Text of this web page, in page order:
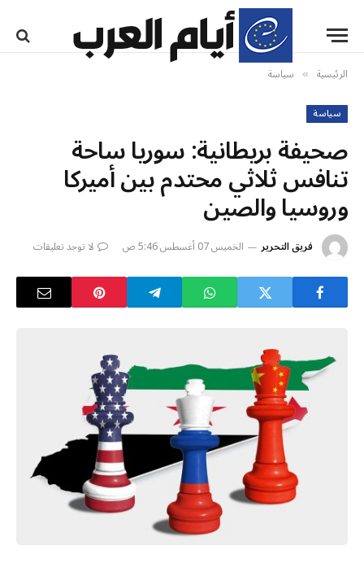
الرئيسية » سياسة
سياسة
صحيفة بريطانية: سوريا ساحة
تنافس ثلاثي محتدم بين أميركا
وروسيا والصين
فريق التحرير الخميس 07 أغسطس 5:46 ص لا توجد تعليقات